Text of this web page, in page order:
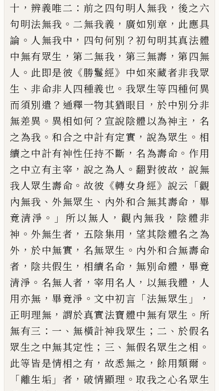
十 ， 辨義唯二 ： 前之四句明人無我 ， 後之六
句明法無我 。 二無我義 ， 廣如別章 ， 此應具
論 。 人無我中 ， 四句何別 ？初句明其真法體
中無有眾生 ，第二無我 ， 第三無壽 ，第四無
人 。 此即是彼 《勝鬘經》 中如來藏者非我眾
生 、 非命非人四種義也 。 我眾生等四種何異
而須別遣 ？ 通釋一物其猶眼目 ， 於中別分非
無差異 。 異相如何 ？ 宣說陰體以為神主 ， 名
之為我 。 和合之中計有定實 ， 說為眾生 。 相
續之中計有神性任持不斷 ，名為壽命 。 作用
之中立有主宰 ， 說之為人 。翻對彼故 ，說無
我人眾生壽命 。 故彼 《轉女身經》 說云 「觀
內無我 、 外無眾生 、 內外和合無其壽命 ， 畢
竟清淨 。」 所以無人 ， 觀內無我 ， 陰體非
神 。 外無生者 ， 五陰集用 ， 望其陰體名之為
外 ， 於中無實 ， 名無眾生 。 內外和合無壽命
者 ， 陰共假生 ， 相續名命 ， 無別命體 ， 畢竟
清淨 。 名無人者 ， 宰用名人 ， 以無我體 ， 人
用亦無 ， 畢竟淨 。 文中初言 「法無眾生 」，
正明理無 ， 謂於真實法寶體中無有眾生 。 所
無有三 ： 一 、 無橫計神我眾生 ； 二 、 於假名
眾生之中無其定性 ； 三 、 無假名眾生之相 。
此等皆是情相之有 ， 故悉無之 ，餘用類爾 。
「離生垢 」 者 ， 破情顯理 。取我之心名眾生